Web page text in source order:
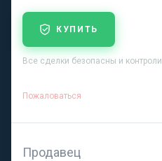
КУПИТЬ
Все сделки безопасны и
Пожаловаться
Продавец